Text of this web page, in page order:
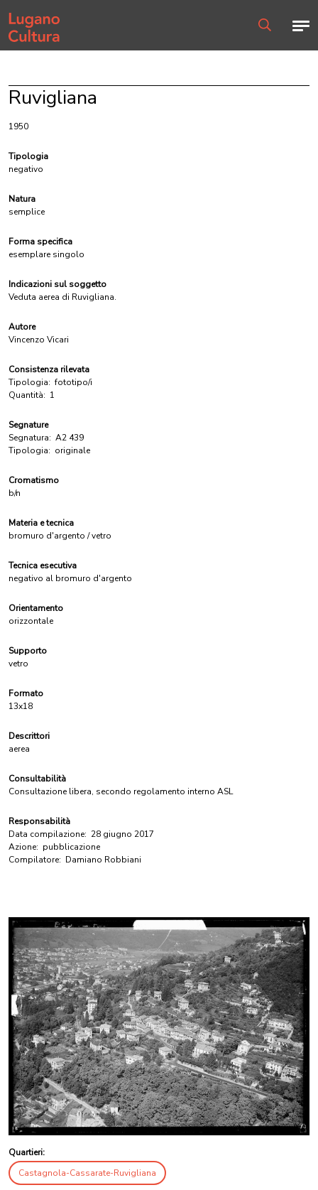
Home page
Ruvigliana
1950
Tipologia
negativo
Natura
semplice
Forma specifica
esemplare singolo
Indicazioni sul soggetto
Veduta aerea di Ruvigliana.
Autore
Vincenzo Vicari
Consistenza rilevata
Tipologia: fototipo/i
Quantità: 1
Segnature
Segnatura: A2 439
Tipologia: originale
Cromatismo
b/n
Materia e tecnica
bromuro d'argento / vetro
Tecnica esecutiva
negativo al bromuro d'argento
Orientamento
orizzontale
Supporto
vetro
Formato
13x18
Descrittori
aerea
Consultabilità
Consultazione libera, secondo regolamento interno ASL
Responsabilità
Data compilazione: 28 giugno 2017
Azione: pubblicazione
Compilatore: Damiano Robbiani
Quartieri:
Castagnola-Cassarate-Ruvigliana